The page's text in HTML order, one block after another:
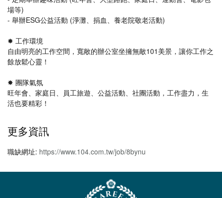
場等)
- 舉辦ESG公益活動 (淨灘、捐血、養老院敬老活動)
✸ 工作環境
自由明亮的工作空間，寬敞的辦公室坐擁無敵101美景，讓你工作之
餘放鬆心靈！
✸ 團隊氣氛
旺年會、家庭日、員工旅遊、公益活動、社團活動，工作盡力，生
活也要精彩！
更多資訊
職缺網址: https://www.104.com.tw/job/8bynu